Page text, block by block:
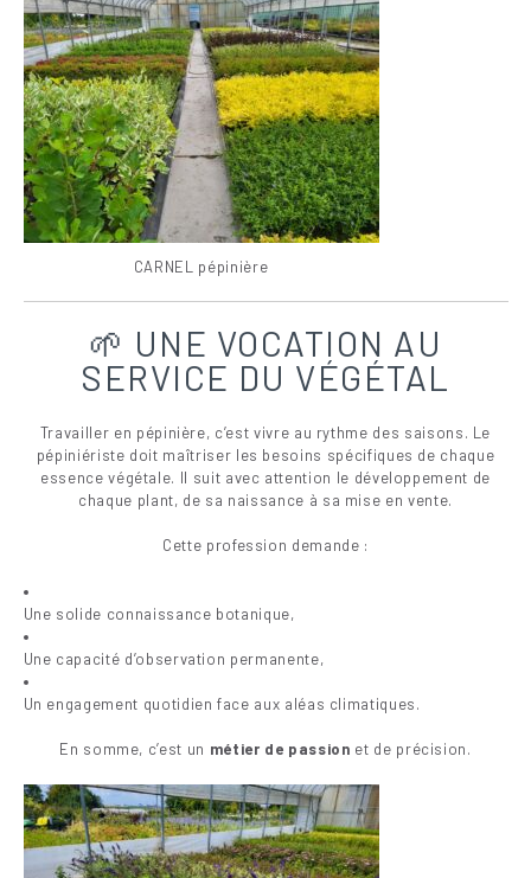
CARNEL pépinière
🌱 UNE VOCATION AU
SERVICE DU VÉGÉTAL
Travailler en pépinière, c’est vivre au rythme des saisons. Le
pépiniériste doit maîtriser les besoins spécifiques de chaque
essence végétale. Il suit avec attention le développement de
chaque plant, de sa naissance à sa mise en vente.
Cette profession demande :
Une solide connaissance botanique,
Une capacité d’observation permanente,
Un engagement quotidien face aux aléas climatiques.
En somme, c’est un métier de passion et de précision.